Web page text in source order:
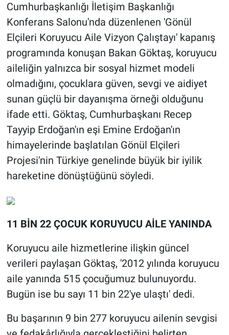
Cumhurbaşkanlığı İletişim Başkanlığı
Konferans Salonu'nda düzenlenen 'Gönül
Elçileri Koruyucu Aile Vizyon Çalıştayı' kapanış
programında konuşan Bakan Göktaş, koruyucu
aileliğin yalnızca bir sosyal hizmet modeli
olmadığını, çocuklara güven, sevgi ve aidiyet
sunan güçlü bir dayanışma örneği olduğunu
ifade etti. Göktaş, Cumhurbaşkanı Recep
Tayyip Erdoğan'ın eşi Emine Erdoğan'ın
himayelerinde başlatılan Gönül Elçileri
Projesi'nin Türkiye genelinde büyük bir iyilik
hareketine dönüştüğünü söyledi.
11 BİN 22 ÇOCUK KORUYUCU AİLE YANINDA
Koruyucu aile hizmetlerine ilişkin güncel
verileri paylaşan Göktaş, '2012 yılında koruyucu
aile yanında 515 çocuğumuz bulunuyordu.
Bugün ise bu sayı 11 bin 22'ye ulaştı' dedi.
Bu başarının 9 bin 277 koruyucu ailenin sevgisi